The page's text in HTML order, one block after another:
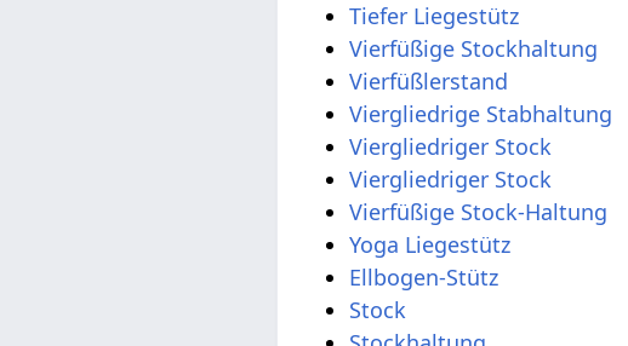
Tiefer Liegestütz
Vierfüßige Stockhaltung
Vierfüßlerstand
Viergliedrige Stabhaltung
Viergliedriger Stock
Viergliedriger Stock
Vierfüßige Stock-Haltung
Yoga Liegestütz
Ellbogen-Stütz
Stock